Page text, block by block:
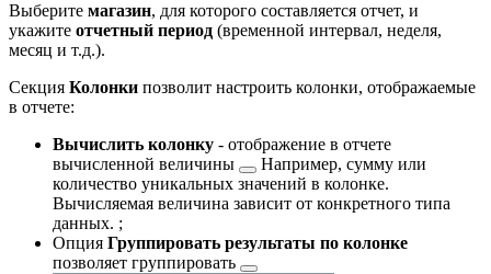
Выберите магазин, для которого составляется отчет, и
укажите отчетный период (временной интервал, неделя,
месяц и т.д.).
Секция Колонки позволит настроить колонки, отображаемые
в отчете:
Вычислить колонку - отображение в отчете
вычисленной величины
Например, сумму или
количество уникальных значений в колонке.
Вычисляемая величина зависит от конкретного типа
данных. ;
Опция Группировать результаты по колонке
позволяет группировать